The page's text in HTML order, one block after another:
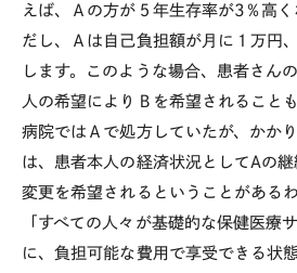
えば、Ａの方が５年生存率が3 ％高
だし、Ａは自己負担額が月に１万円
します。このような場合、患者さん
人の希望によりＢを希望されること
病院ではＡで処方していたが、かか
は、患者本人の経済状況として Aの
変更を希望されるということがあるわ
「すべての人々が基礎的な保健医療
に、負担可能な費用で享受できる状